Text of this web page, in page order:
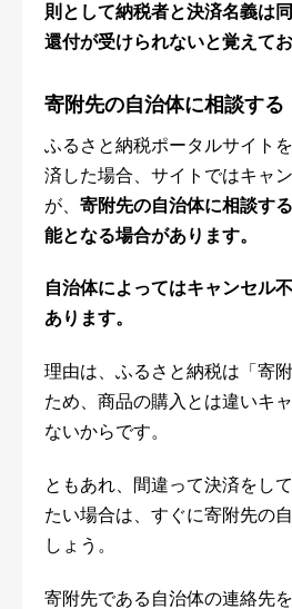
則として納税者と決済名義は
還付が受けられないと覚えてお
寄附先の自治体に相談する
ふるさと納税ポータルサイト
済した場合、サイトではキャ
が、 寄附先の自治体に相談す
能となる場合があります。
自治体によってはキャンセル
あります。
理由は、ふるさと納税は「寄
ため、商品の購入とは違いキ
ないからです。
ともあれ、間違って決済をし
たい場合は、すぐに寄附先の
しょう。
寄附先である自治体の連絡先